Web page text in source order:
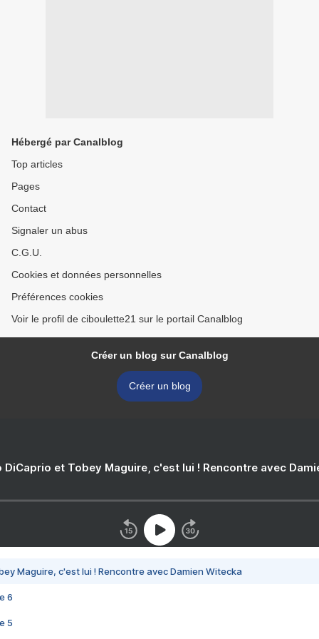
Hébergé par Canalblog
Top articles
Pages
Contact
Signaler un abus
C.G.U.
Cookies et données personnelles
Préférences cookies
Voir le profil de ciboulette21 sur le portail Canalblog
Créer un blog sur Canalblog
Créer un blog
DiCaprio et Tobey Maguire, c'est lui ! Rencontre avec
Maguire, c'est lui ! Rencontre avec Damien Witecka
6
5